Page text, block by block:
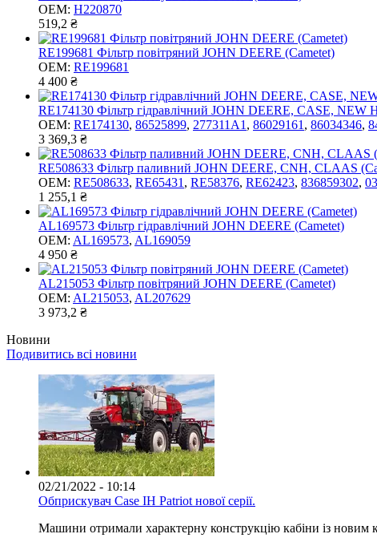
OEM: H220870
519,2 ₴
RE199681 Фільтр повітряний JOHN DEERE (Cametet)
OEM: RE199681
4 400 ₴
RE174130 Фільтр гідравлічний JOHN DEERE, CASE, NEW
OEM: RE174130, 86525899, 277311A1 , 86029161 , 86034346,
3 369,3 ₴
RE508633 Фільтр паливний JOHN DEERE, CNH, CLAAS
OEM: RE508633, RE65431 , RE58376, RE62423, 836859302,
1 255,1 ₴
AL169573 Фільтр гідравлічний JOHN DEERE (Cametet)
OEM: AL169573, AL169059
4 950 ₴
AL215053 Фільтр повітряний JOHN DEERE (Cametet)
OEM: AL215053, AL207629
3 973,2 ₴
Новини
Подивитись всі новини
02/21/2022 - 10:14
Обприскувач Case IH Patriot нової серії.
Машини отримали характерну конструкцію кабіни із новим